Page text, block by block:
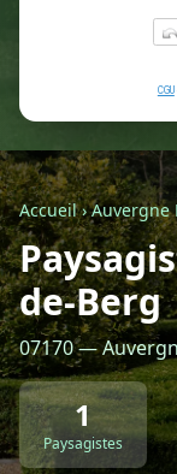
Accueil›Auvergne
de-Berg
07170 —
1
Paysagistes